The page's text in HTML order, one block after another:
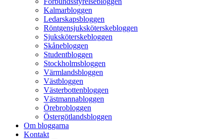
Kalmarbloggen
Ledarskapsbloggen
Röntgensjuksköterskebloggen
Sjuksköterskebloggen
Skånebloggen
Studentbloggen
Stockholmsbloggen
Värmlandsbloggen
Västbloggen
Västerbottenbloggen
Västmannabloggen
Örebrobloggen
Östergötlandsbloggen
Om bloggarna
Kontakt